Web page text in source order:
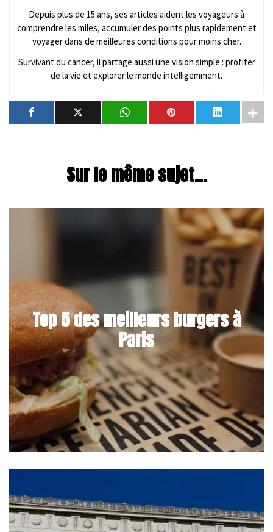
Depuis plus de 15 ans, ses articles aident les voyageurs à
comprendre les miles, accumuler des points plus rapidement et
voyager dans de meilleures conditions pour moins cher.
Survivant du cancer, il partage aussi une vision simple : profiter
de la vie et explorer le monde intelligemment.
Sur le même sujet...
Top 5 des meilleurs burgers à
Paris